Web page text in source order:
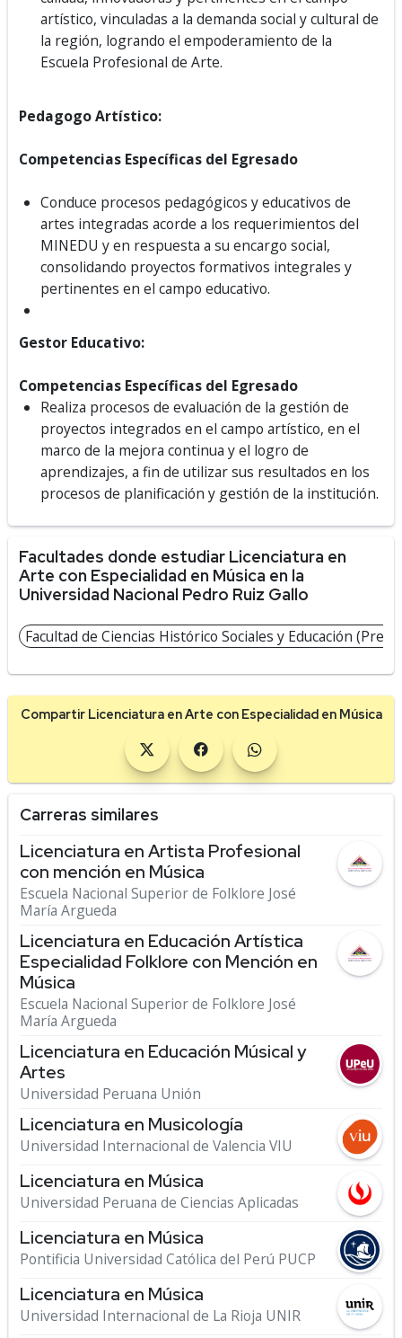
artístico, vinculadas a la demanda social y cultural de
la región, logrando el empoderamiento de la
Escuela Profesional de Arte.
Pedagogo Artístico:
Competencias Específicas del Egresado
Conduce procesos pedagógicos y educativos de
artes integradas acorde a los requerimientos del
MINEDU y en respuesta a su encargo social,
consolidando proyectos formativos integrales y
pertinentes en el campo educativo.
Gestor Educativo:
Competencias Específicas del Egresado
Realiza procesos de evaluación de la gestión de
proyectos integrados en el campo artístico, en el
marco de la mejora continua y el logro de
aprendizajes, a fin de utilizar sus resultados en los
procesos de planificación y gestión de la institución.
Facultades donde estudiar Licenciatura en
Arte con Especialidad en Música en la
Universidad Nacional Pedro Ruiz Gallo
Facultad de Ciencias Histórico Sociales y Educación
Compartir Licenciatura en Arte con Especialidad en Música
Carreras similares
Licenciatura en Artista Profesional
con mención en Música
Escuela Nacional Superior de Folklore José
María Argueda
Licenciatura en Educación Artística
Especialidad Folklore con Mención en
Música
Escuela Nacional Superior de Folklore José
María Argueda
Licenciatura en Educación Músical y
Artes
Universidad Peruana Unión
Licenciatura en Musicología
Universidad Internacional de Valencia VIU
Licenciatura en Música
Universidad Peruana de Ciencias Aplicadas
Licenciatura en Música
Pontificia Universidad Católica del Perú PUCP
Licenciatura en Música
Universidad Internacional de La Rioja UNIR